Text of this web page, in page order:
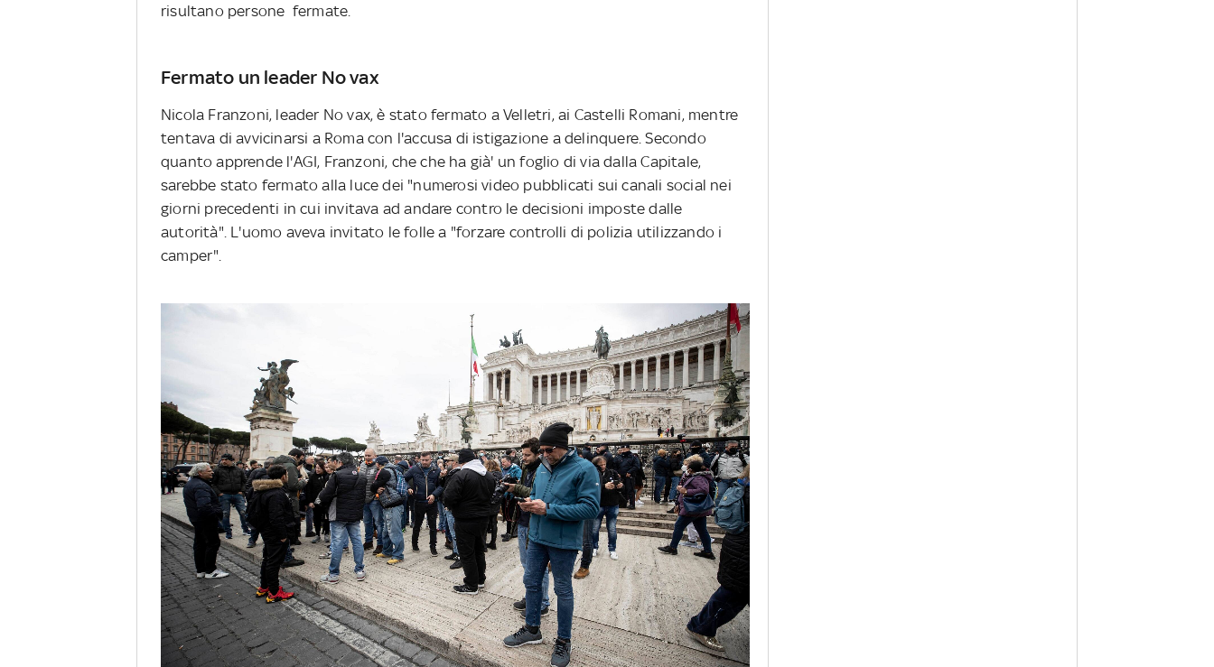
risultano persone fermate.
Fermato un leader No vax
Nicola Franzoni, leader No vax, è stato fermato a Velletri, ai Castelli Romani, mentre
tentava di avvicinarsi a Roma con l'accusa di istigazione a delinquere. Secondo
quanto apprende l'AGI, Franzoni, che che ha già' un foglio di via dalla Capitale,
sarebbe stato fermato alla luce dei "numerosi video pubblicati sui canali social nei
giorni precedenti in cui invitava ad andare contro le decisioni imposte dalle
autorità". L'uomo aveva invitato le folle a "forzare controlli di polizia utilizzando i
camper".